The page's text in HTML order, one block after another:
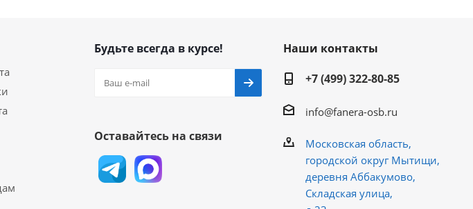
Будьте всегда в курсе!
Оставайтесь на связи
Наши контакты
+7 (499) 322-80-85
info@fanera-osb.ru
Московская область,
городской округ Мытищи,
деревня Аббакумово,
Складская улица,